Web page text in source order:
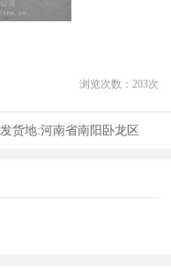
浏览次数： 203次
发货地:河南省南阳卧龙区